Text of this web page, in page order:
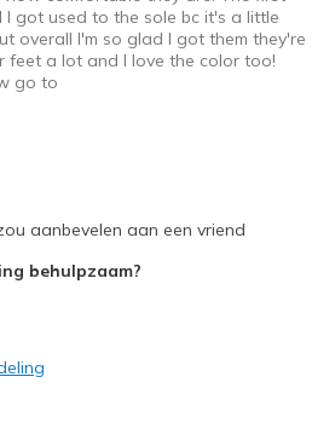
I got used to the sole bc it's a little
overall I'm so glad I got them they're
feet a lot and I love the color too!
go to
aanbevelen aan een vriend
behulpzaam?